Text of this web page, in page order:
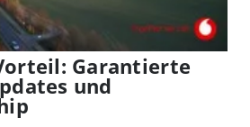
Garantierte
und